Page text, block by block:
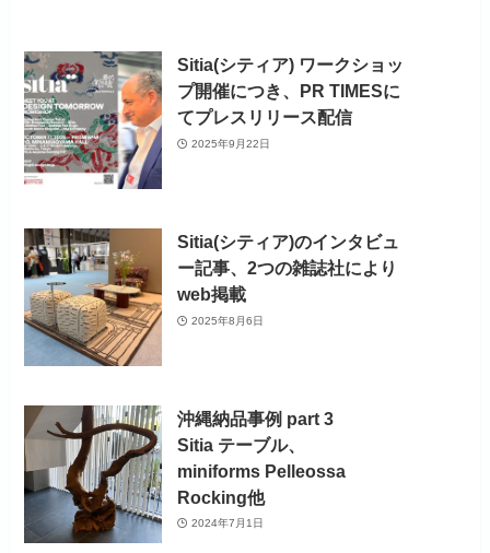
Sitia(シティア) ワークショッ
プ開催につき、PR TIMESに
てプレスリリース配信
2025年9月22日
Sitia(シティア)のインタビュ
ー記事、2つの雑誌社により
web掲載
2025年8月6日
沖縄納品事例 part 3
Sitia テーブル、
miniforms Pelleossa
Rocking他
2024年7月1日